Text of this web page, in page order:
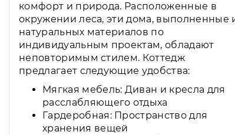
комфорт и природа. Расположенные в
окружении леса, эти дома, выполненные
натуральных материалов по
индивидуальным проектам, обладают
неповторимым стилем. Коттедж
предлагает следующие удобства:
Мягкая мебель: Диван и кресла для
расслабляющего отдыха
Гардеробная: Пространство для
хранения вещей